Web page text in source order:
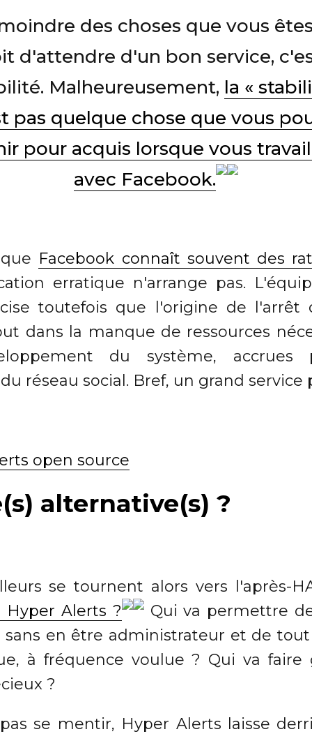
des choses que vous
d'attendre d'un bon service,
Malheureusement, la «
pas quelque chose que vous
pour acquis lorsque vous
avec Facebook.
Facebook connaît souvent des
erratique n'arrange pas.
toutefois que l'origine de l'arrêt
dans la manque de ressources
du système, accrues
réseau social. Bref, un grand service
alternative(s) ?
se tournent alors vers l'après-
Hyper Alerts ?
Qui va permettre
sans en être administrateur et de
à fréquence voulue ? Qui va faire
?
se mentir, Hyper Alerts laisse